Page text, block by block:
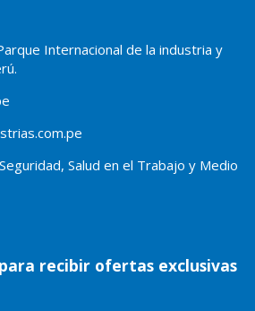
Internacional de la industria y
Salud en el Trabajo y Medio
recibir ofertas exclusivas